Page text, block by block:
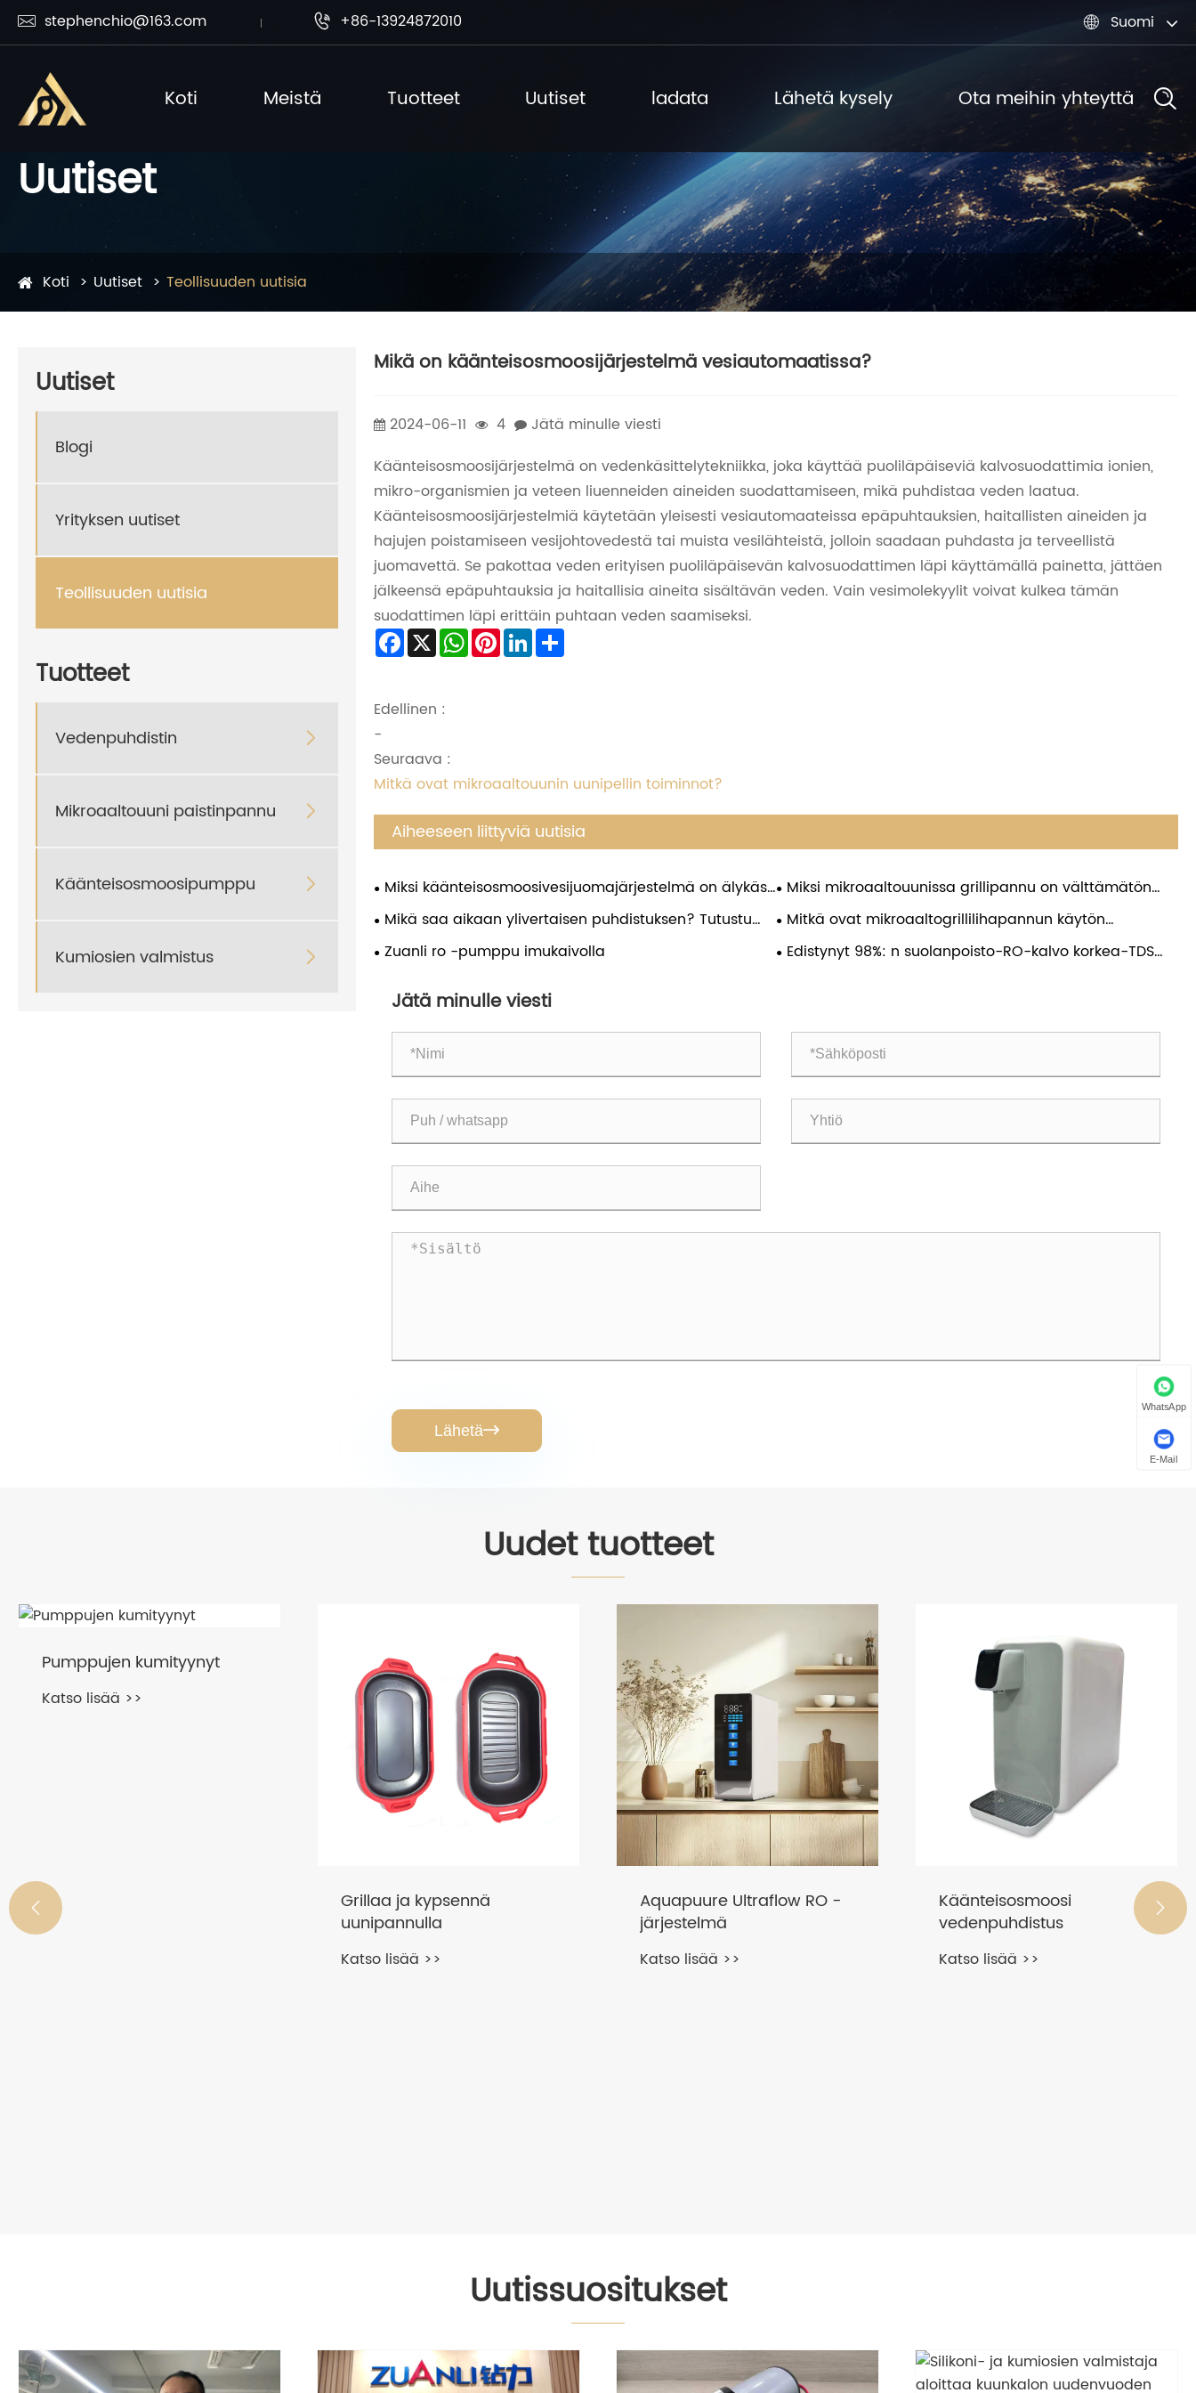
 stephenchio@163.com  +86-13924872010  Suomi
Koti Meistä Tuotteet Uutiset ladata Lähetä kysely Ota meihin yhteyttä
Uutiset
Koti Uutiset Teollisuuden uutisia
Uutiset
Blogi
Yrityksen uutiset
Teollisuuden uutisia
Tuotteet
Vedenpuhdistin 
Mikroaaltouuni paistinpannu 
Käänteisosmoosipumppu 
Kumiosien valmistus 
Mikä on käänteisosmoosijärjestelmä vesiautomaatissa?
2024-06-11 4
Jätä minulle viesti
Käänteisosmoosijärjestelmä on vedenkäsittelytekniikka, joka käyttää puoliläpäiseviä kalvosuodattimia ionien,
mikro-organismien ja veteen liuenneiden aineiden suodattamiseen, mikä puhdistaa veden laatua.
Käänteisosmoosijärjestelmiä käytetään yleisesti vesiautomaateissa epäpuhtauksien, haitallisten aineiden ja
hajujen poistamiseen vesijohtovedestä tai muista vesilähteistä, jolloin saadaan puhdasta ja terveellistä
juomavettä. Se pakottaa veden erityisen puoliläpäisevän kalvosuodattimen läpi käyttämällä painetta, jättäen
jälkeensä epäpuhtauksia ja haitallisia aineita sisältävän veden. Vain vesimolekyylit voivat kulkea tämän
suodattimen läpi erittäin puhtaan veden saamiseksi.
Facebook
X WhatsApp
PinterestLinkedIn
Edellinen :
-
Seuraava :
Mitkä ovat mikroaaltouunin uunipellin toiminnot?
Aiheeseen liittyviä uutisia
Miksi käänteisosmoosivesijuomajärjestelmä on älykäs
valinta puhtaaseen, hyvänmakuiseen veteen?
Miksi mikroaaltouunissa grillipannu on välttämätön
nopealle ja terveelliselle kotiruoanlaittoon?
Mikä saa aikaan ylivertaisen puhdistuksen? Tutustu
korkean suorituskyvyn pumppuihimme.ZUANLI RO -
Mitkä ovat mikroaaltogrillilihapannun käytön
tärkeimmät edut
Zuanli ro -pumppu imukaivolla
Edistynyt 98%: n suolanpoisto-RO-kalvo korkea-TDS
Jätä minulle viesti
Lähetä
Uudet tuotteet
Pumppujen kumityynyt
Katso lisää >>
Grillaa ja kypsennä
uunipannulla
Katso lisää >>
Aquapuure Ultraflow RO -
järjestelmä
Katso lisää >>
Käänteisosmoosi
vedenpuhdistus
Katso lisää >>
 
Uutissuositukset
WhatsApp
E-Mail